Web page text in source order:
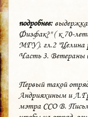
подробнее:
Физфак?" ( к 70-
МГУ), гл.2 "Целина
Часть 3. Ветераны
Первый такой
Андрияхиным и
мэтра ССО В.